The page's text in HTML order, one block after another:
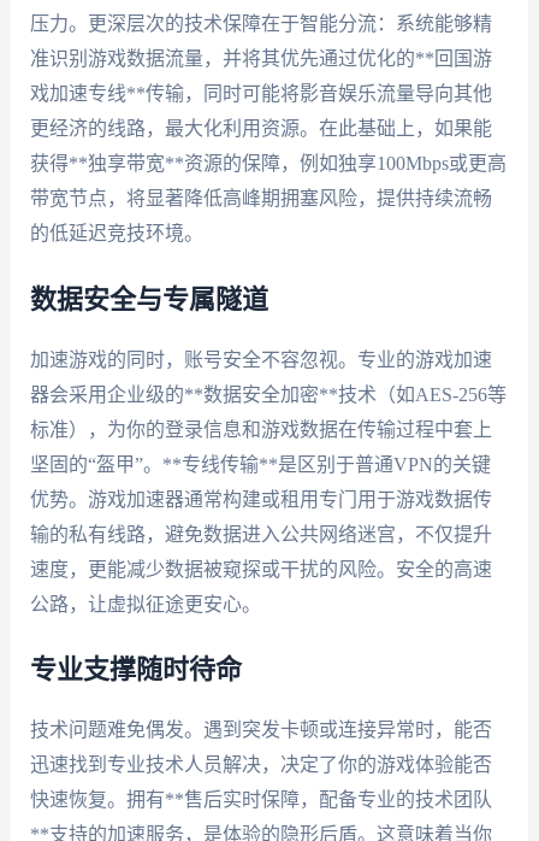
压力。更深层次的技术保障在于智能分流：系统能够精
准识别游戏数据流量，并将其优先通过优化的**回国游
戏加速专线**传输，同时可能将影音娱乐流量导向其他
更经济的线路，最大化利用资源。在此基础上，如果能
获得**独享带宽**资源的保障，例如独享100Mbps或更高
带宽节点，将显著降低高峰期拥塞风险，提供持续流畅
的低延迟竞技环境。
数据安全与专属隧道
加速游戏的同时，账号安全不容忽视。专业的游戏加速
器会采用企业级的**数据安全加密**技术（如AES-256等
标准），为你的登录信息和游戏数据在传输过程中套上
坚固的“盔甲”。**专线传输**是区别于普通VPN的关键
优势。游戏加速器通常构建或租用专门用于游戏数据传
输的私有线路，避免数据进入公共网络迷宫，不仅提升
速度，更能减少数据被窥探或干扰的风险。安全的高速
公路，让虚拟征途更安心。
专业支撑随时待命
技术问题难免偶发。遇到突发卡顿或连接异常时，能否
迅速找到专业技术人员解决，决定了你的游戏体验能否
快速恢复。拥有**售后实时保障，配备专业的技术团队
**支持的加速服务，是体验的隐形后盾。这意味着当你